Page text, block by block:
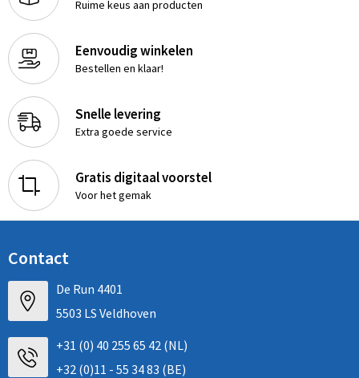
Ruime keus aan producten
Eenvoudig winkelen
Bestellen en klaar!
Snelle levering
Extra goede service
Gratis digitaal voorstel
Voor het gemak
Contact
De Run 4401
5503 LS Veldhoven
+31 (0) 40 255 65 42 (NL)
+32 (0)11 - 55 34 83 (BE)